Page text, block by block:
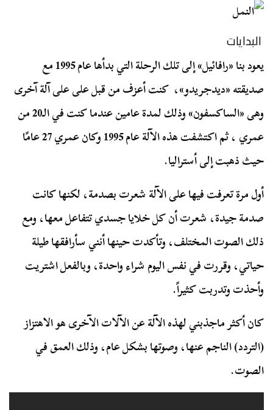
البدايات
يعود بنا «رافائيل» إلى تلك الرحلة التي بدأها عام 1995 مع
صديقته «ديدجريدو»، كنت أعزف من قبل على على آلة آخرى
وهى «الساكسفون» وذلك لمدة عامين عندما كنت في الـ20 من
عمري ، ثم اكتشفت هذه الآلة عام 1995 وكان عمري 27 عامًا
حيث ذهبت إلى أستراليا.
أول مرة تعرفت فيها على الآلة شعرت بصدمة، لكنها كانت
صدمة جيدة، شعرت أن كل خلايا جسدي تتفاعل معها، ومع
ذلك الصوت المختلف، وتأكدت حينها أنني سأرافقها طيلة
حياتي، وقررت في نفس اليوم شراء واحدة، وبالفعل اشتريت
وأحذت وتدربت كثيراً.
كان أكثر ماجذبني لهذه الآلة عن الآلات الآخرى هو الاهتزاز
(التردد) الناجم عنها، وصوتها بشكل عام، وذلك العمق في
الصوت.